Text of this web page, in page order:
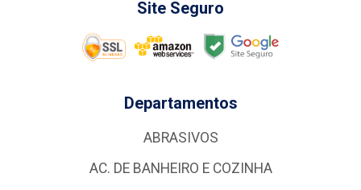
Site Seguro
Departamentos
ABRASIVOS
AC. DE BANHEIRO E COZINHA